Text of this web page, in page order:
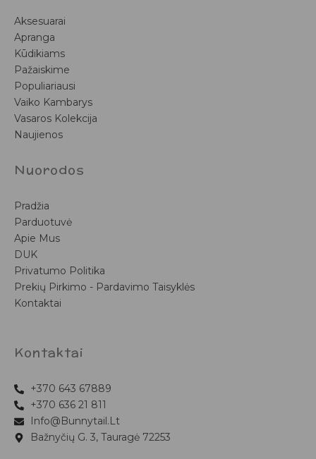
Aksesuarai
Apranga
Kūdikiams
Pažaiskime
Populiariausi
Vaiko Kambarys
Vasaros Kolekcija
Naujienos
Nuorodos
Pradžia
Parduotuvė
Apie Mus
DUK
Privatumo Politika
Prekių Pirkimo - Pardavimo Taisyklės
Kontaktai
Kontaktai
+370 643 67889
+370 636 21 811
Info@bunnytail.lt
Bažnyčių G. 3, Tauragė 72253